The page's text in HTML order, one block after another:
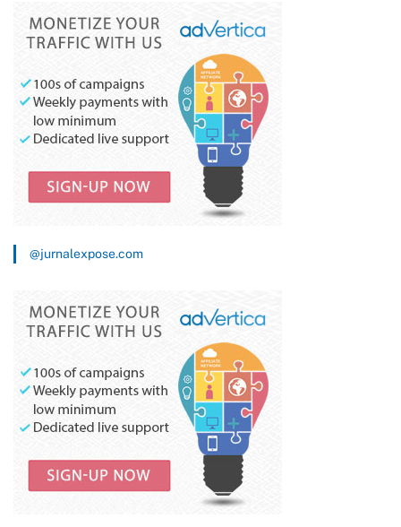
@jurnalexpose.com